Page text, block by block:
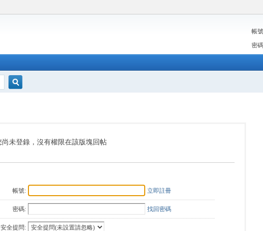
帳號
密碼
索
尚未登錄，沒有權限在該版塊回帖
帳號: 立即註冊
密碼: 找回密碼
安全提問: